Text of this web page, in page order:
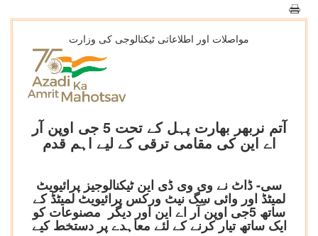
مواصلات اور اطلاعاتی ٹیکنالوجی کی وزارت
آتم نربھر بھارت پہل کے تحت 5 جی اوپن آر
اے این کی مقامی ترقی کے لیے اہم قدم
سی- ڈاٹ نے وی وی ڈی این ٹیکنالوجیز پرائیویٹ
لمیٹڈ اور وائی سِگ نیٹ ورکس پرائیویٹ لمیٹڈ کے
ساتھ 5جی اوپن آر اے این اور دیگر مصنوعات کو
ایک ساتھ تیار کرنے کے لئے معاہدے پر دستخط کیے